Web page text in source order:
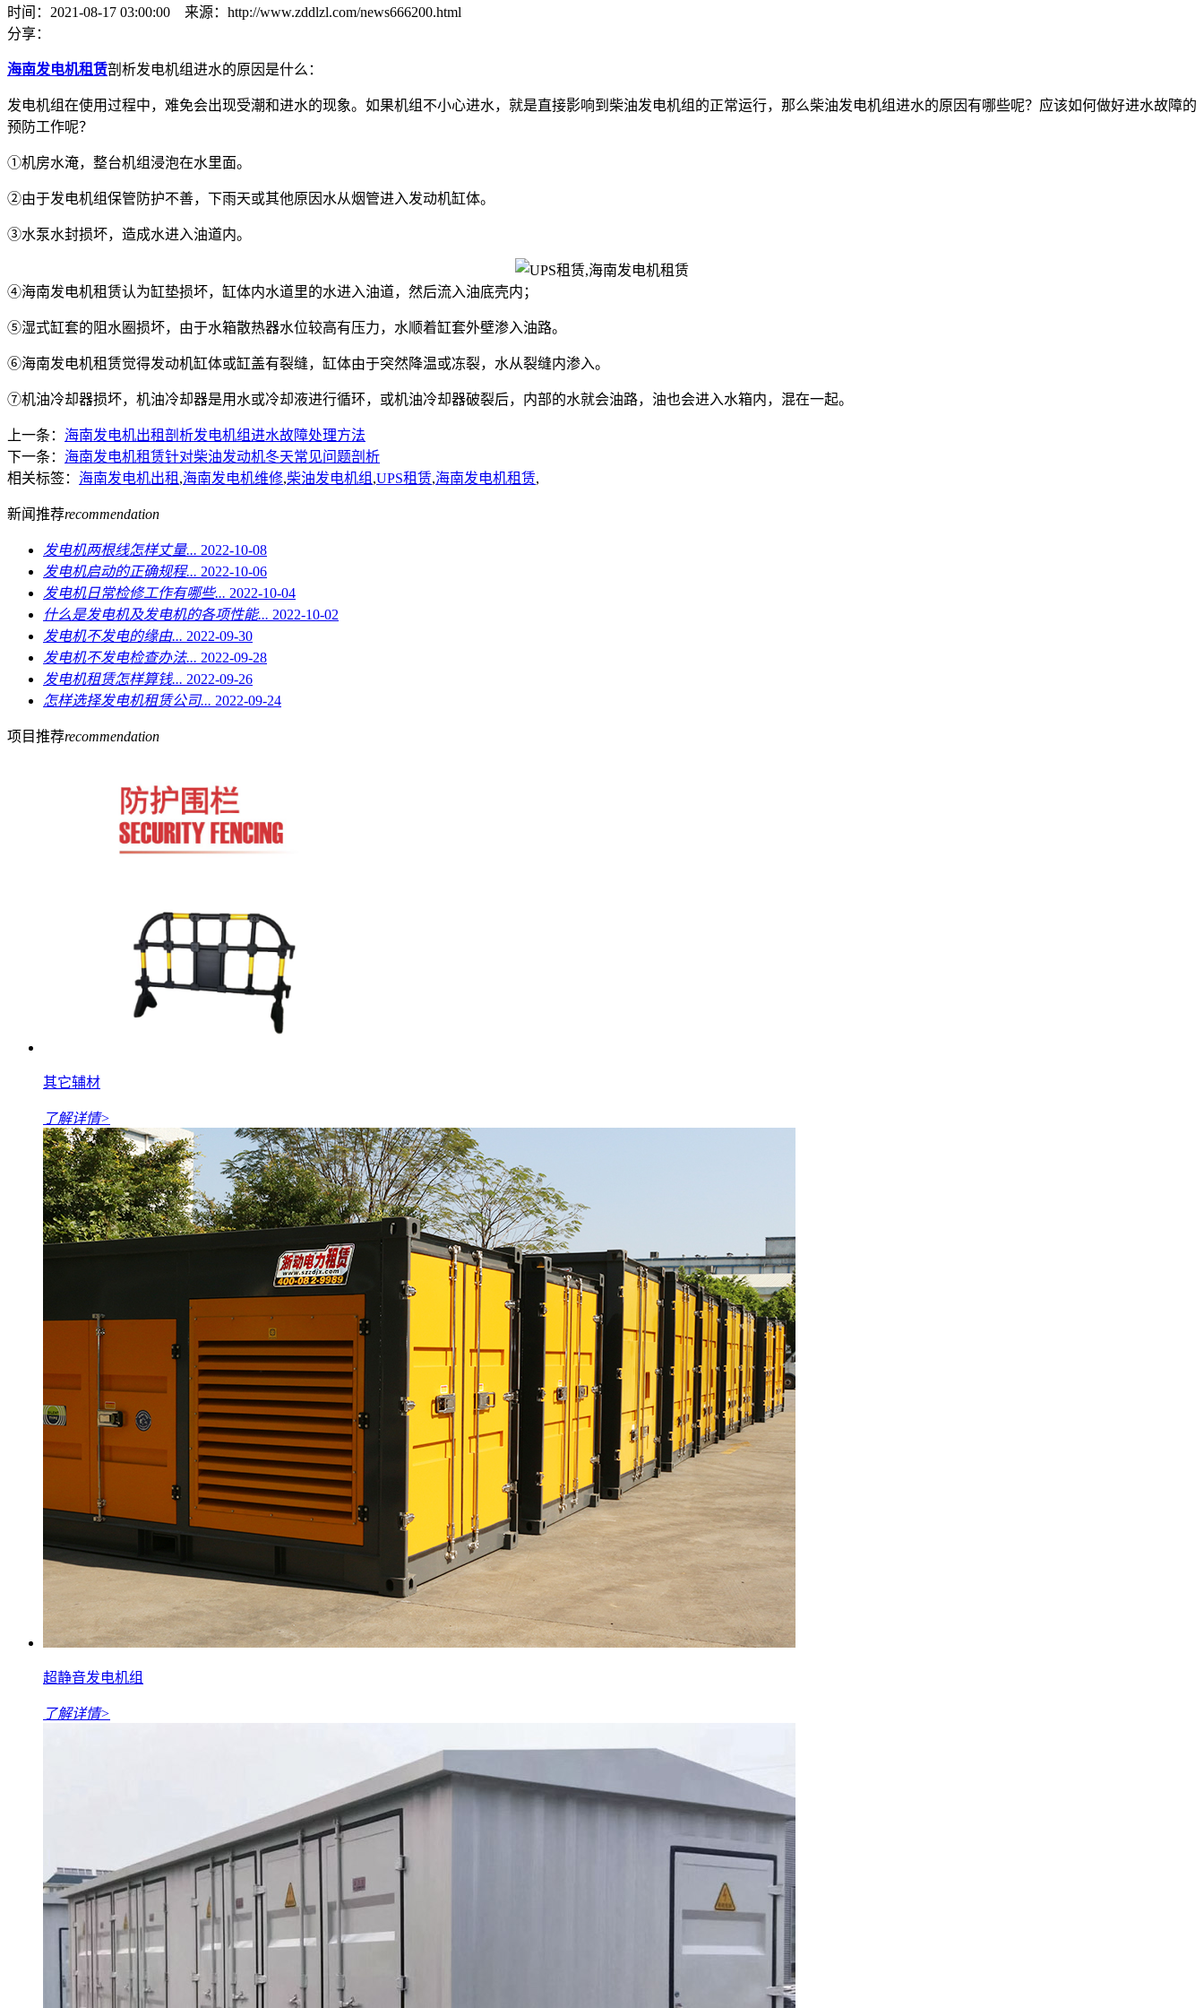
时间：2021-08-17 03:00:00 来源：http://www.zddlzl.com/news666200.html
分享：
海南发电机租赁剖析发电机组进水的原因是什么：
发电机组在使用过程中，难免会出现受潮和进水的现象。如果机组不小心进水，就是直接影响到柴油发电机组的正常运行，那么柴油发电机组进水的原因有哪些呢？应该如何做好进水故障的
预防工作呢？
①机房水淹，整台机组浸泡在水里面。
②由于发电机组保管防护不善，下雨天或其他原因水从烟管进入发动机缸体。
③水泵水封损坏，造成水进入油道内。
④海南发电机租赁认为缸垫损坏，缸体内水道里的水进入油道，然后流入油底壳内；
⑤湿式缸套的阻水圈损坏，由于水箱散热器水位较高有压力，水顺着缸套外壁渗入油路。
⑥海南发电机租赁觉得发动机缸体或缸盖有裂缝，缸体由于突然降温或冻裂，水从裂缝内渗入。
⑦机油冷却器损坏，机油冷却器是用水或冷却液进行循环，或机油冷却器破裂后，内部的水就会油路，油也会进入水箱内，混在一起。
上一条： 海南发电机出租剖析发电机组进水故障处理方法
下一条： 海南发电机租赁针对柴油发动机冬天常见问题剖析
相关标签： 海南发电机出租 ,海南发电机维修,柴油发电机组 ,UPS租赁,海南发电机租赁,
新闻推荐recommendation
发电机两根线怎样丈量... 2022-10-08
发电机启动的正确规程... 2022-10-06
发电机日常检修工作有哪些... 2022-10-04
什么是发电机及发电机的各项性能... 2022-10-02
发电机不发电的缘由... 2022-09-30
发电机不发电检查办法... 2022-09-28
发电机租赁怎样算钱... 2022-09-26
怎样选择发电机租赁公司... 2022-09-24
项目推荐recommendation
其它辅材
了解详情>
超静音发电机组
了解详情>